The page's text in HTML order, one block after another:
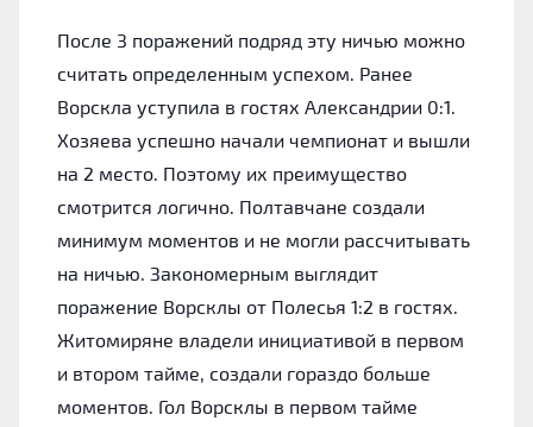
После 3 поражений подряд эту ничью можно
считать определенным успехом. Ранее
Ворскла уступила в гостях Александрии 0:1.
Хозяева успешно начали чемпионат и вышли
на 2 место. Поэтому их преимущество
смотрится логично. Полтавчане создали
минимум моментов и не могли рассчитывать
на ничью. Закономерным выглядит
поражение Ворсклы от Полесья 1:2 в гостях.
Житомиряне владели инициативой в первом
и втором тайме, создали гораздо больше
моментов. Гол Ворсклы в первом тайме